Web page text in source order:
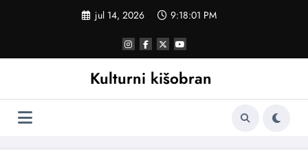
jul 14, 2026 9:18:01 PM
Kulturni kišobran